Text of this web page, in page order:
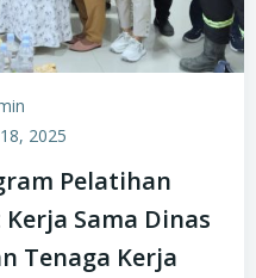
2025
Pelatihan
Sama Dinas
Tenaga Kerja